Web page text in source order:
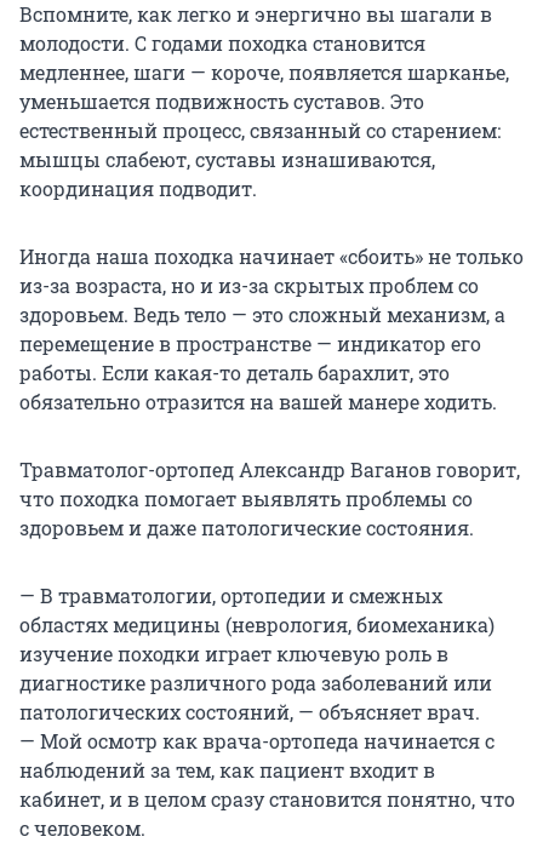
Вспомните, как легко и энергично вы шагали в
молодости. С годами походка становится
медленнее, шаги — короче, появляется шарканье,
уменьшается подвижность суставов. Это
естественный процесс, связанный со старением:
мышцы слабеют, суставы изнашиваются,
координация подводит.
Иногда наша походка начинает «сбоить» не только
из-за возраста, но и из-за скрытых проблем со
здоровьем. Ведь тело — это сложный механизм, а
перемещение в пространстве — индикатор его
работы. Если какая-то деталь барахлит, это
обязательно отразится на вашей манере ходить.
Травматолог-ортопед Александр Ваганов говорит,
что походка помогает выявлять проблемы со
здоровьем и даже патологические состояния.
— В травматологии, ортопедии и смежных
областях медицины (неврология, биомеханика)
изучение походки играет ключевую роль в
диагностике различного рода заболеваний или
патологических состояний, — объясняет врач.
— Мой осмотр как врача-ортопеда начинается с
наблюдений за тем, как пациент входит в
кабинет, и в целом сразу становится понятно, что
с человеком.